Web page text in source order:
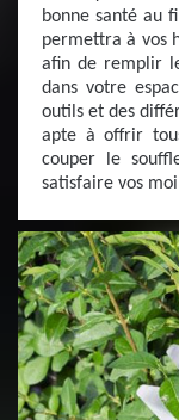
bonne santé au
permettra à vos
afin de remplir
dans votre
outils et des
apte à offrir
couper le
satisfaire vos